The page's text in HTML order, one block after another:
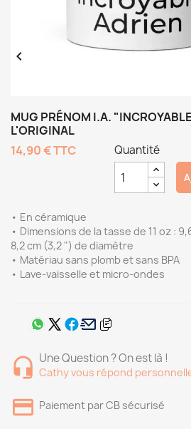

MUG PRÉNOM I.A.
L'ORIGINAL
14,90 €TTC
• En céramique
• Dimensions de la tasse de 11 oz :
8,2 cm (3,2 ") de diamètre
• Matériau sans plomb et sans BPA
• Lave-vaisselle et micro-ondes
Quantité
Une Question ? On est là !
Cathy vous répond
Paiement par CB sécurisé